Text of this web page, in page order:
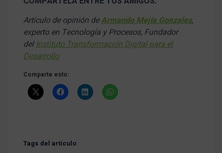
Artículo de opinión deArmando Mejía Gonzales,
experto en Tecnología y Procesos, Fundador
delInstituto Transformación Digital para el
Desarrollo
Comparte esto:
Tags del artículo